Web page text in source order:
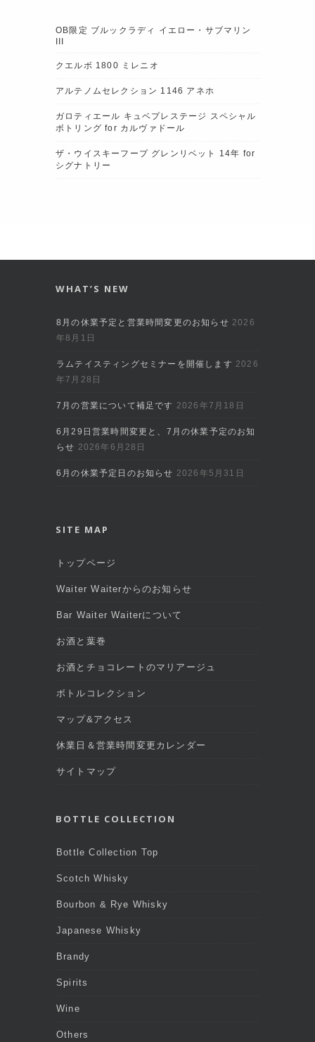
OB限定 ブルックラディ イエロー・サブマリン
クエルボ 1800 ミレニオ
アルテノムセレクション 1146 アネホ
ガロティエール キュベプレステージ スペシャル
ボトリング for カルヴァドール
ザ・ウイスキーフープ グレンリベット 14年 for
シグナトリー
WHAT’S NEW
8月の休業予定と営業時間変更のお知らせ 2026
年8月1日
ラムテイスティングセミナーを開催します 2026
年7月28日
7月の営業について補足です 2026年7月18日
6月29日営業時間変更と、7月の休業予定のお知
らせ 2026年6月28日
6月の休業予定日のお知らせ 2026年5月31日
SITE MAP
トップページ
Waiter Waiterからのお知らせ
Bar Waiter Waiterについて
お酒と葉巻
お酒とチョコレートのマリアージュ
ボトルコレクション
マップ&アクセス
休業日＆営業時間変更カレンダー
サイトマップ
BOTTLE COLLECTION
Bottle Collection Top
Scotch Whisky
Bourbon & Rye Whisky
Japanese Whisky
Brandy
Spirits
Wine
Others